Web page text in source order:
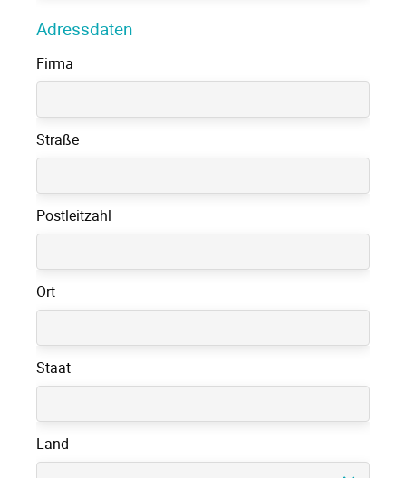
Adressdaten
Firma
Straße
Postleitzahl
Ort
Staat
Land